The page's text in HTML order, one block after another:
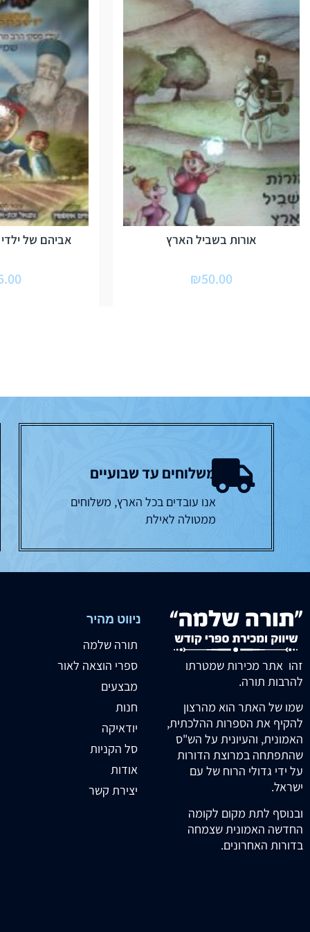
אורות בשביל הארץ
₪50.00
אביהם של
משלוחים עד שבועיים
אנו עובדים בכל הארץ, משלוחים
ממטולה לאילת
זהו אתר מכירות שמטרתו
להרבות תורה.
שמו של האתר הוא מהרצון
להקיף את הספרות ההלכתית,
האמונית, והעיונית על הש"ס
שהתפתחה במרוצת הדורות
על ידי גדולי הרוח של עם
ישראל.
ובנוסף לתת מקום לקומה
החדשה האמונית שצמחה
בדורות האחרונים.
ניווט מהיר
תורה שלמה
ספרי הוצאה לאור
מבצעים
חנות
יודאיקה
סל הקניות
אודות
יצירת קשר